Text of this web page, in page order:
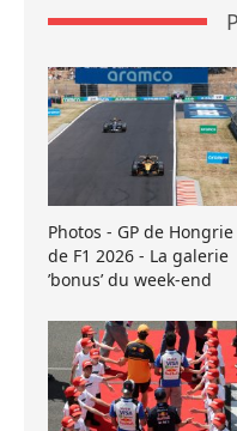
Photos - GP de Hongrie
de F1 2026 - La galerie
’bonus’ du week-end